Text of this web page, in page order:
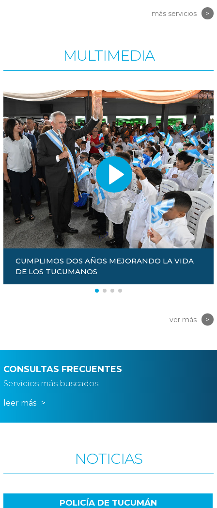
más servicios >
MULTIMEDIA
CUMPLIMOS DOS AÑOS MEJORANDO LA VIDA
DE LOS TUCUMANOS
ver más >
CONSULTAS FRECUENTES
Servicios más buscados
leer más >
NOTICIAS
POLICÍA DE TUCUMÁN